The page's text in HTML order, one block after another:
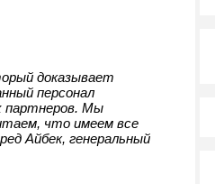
доказывает
й персонал
партнеров. Мы
что имеем все
Айбек, генеральный